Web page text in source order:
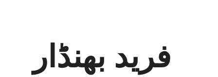
فرید بھنڈار